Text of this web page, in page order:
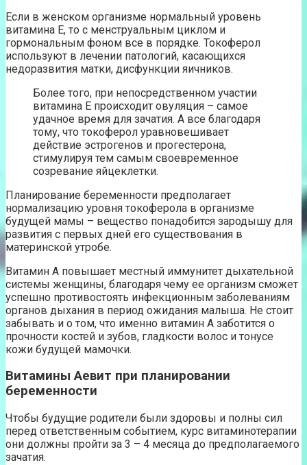
Если в женском организме нормальный уровень
витамина Е, то с менструальным циклом и
гормональным фоном все в порядке. Токоферол
используют в лечении патологий, касающихся
недоразвития матки, дисфункции яичников.
Более того, при непосредственном участии
витамина Е происходит овуляция – самое
удачное время для зачатия. А все благодаря
тому, что токоферол уравновешивает
действие эстрогенов и прогестерона,
стимулируя тем самым своевременное
созревание яйцеклетки.
Планирование беременности предполагает
нормализацию уровня токоферола в организме
будущей мамы – вещество понадобится зародышу для
развития с первых дней его существования в
материнской утробе.
Витамин А повышает местный иммунитет дыхательной
системы женщины, благодаря чему ее организм сможет
успешно противостоять инфекционным заболеваниям
органов дыхания в период ожидания малыша. Не стоит
забывать и о том, что именно витамин А заботится о
прочности костей и зубов, гладкости волос и тонусе
кожи будущей мамочки.
Витамины Аевит при планировании
беременности
Чтобы будущие родители были здоровы и полны сил
перед ответственным событием, курс витаминотерапии
они должны пройти за 3 – 4 месяца до предполагаемого
зачатия.